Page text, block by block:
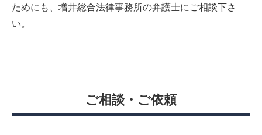
ためにも、増井総合法律事務所の弁護士にご相談下さ
い。
ご相談・ご依頼